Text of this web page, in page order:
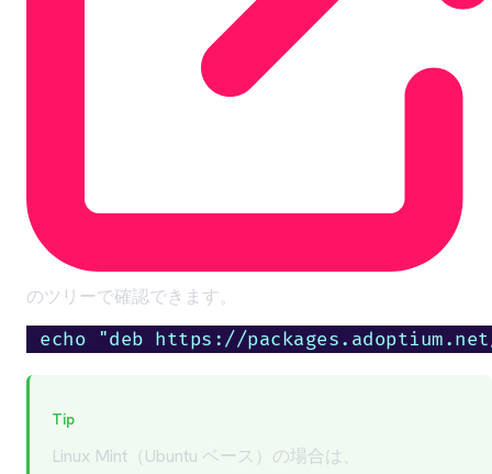
のツリーで確認できます。
echo "deb https://
Tip
Linux Mint（Ubuntu ベース）の場合は、